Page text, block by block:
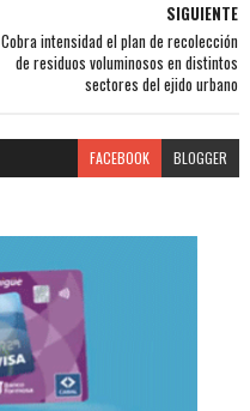
SIGUIENTE
Cobra intensidad el plan de recolección
de residuos voluminosos en distintos
sectores del ejido urbano
FACEBOOK BLOGGER